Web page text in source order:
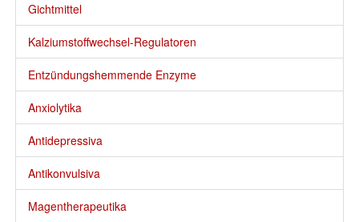
Gichtmittel
Kalziumstoffwechsel-Regulatoren
Entzündungshemmende Enzyme
Anxiolytika
Antidepressiva
Antikonvulsiva
Magentherapeutika